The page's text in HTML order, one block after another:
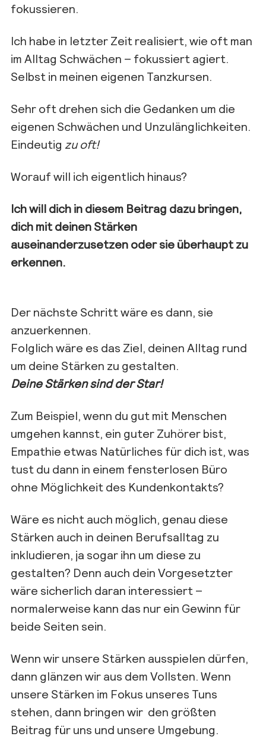
fokussieren.
Ich habe in letzter Zeit realisiert, wie oft man
im Alltag Schwächen – fokussiert agiert.
Selbst in meinen eigenen Tanzkursen.
Sehr oft drehen sich die Gedanken um die
eigenen Schwächen und Unzulänglichkeiten.
Eindeutig zu oft!
Worauf will ich eigentlich hinaus?
Ich will dich in diesem Beitrag dazu bringen,
dich mit deinen Stärken
auseinanderzusetzen oder sie überhaupt zu
erkennen.
Der nächste Schritt wäre es dann, sie
anzuerkennen.
Folglich wäre es das Ziel, deinen Alltag rund
um deine Stärken zu gestalten.
Deine Stärken sind der Star!
Zum Beispiel, wenn du gut mit Menschen
umgehen kannst, ein guter Zuhörer bist,
Empathie etwas Natürliches für dich ist, was
tust du dann in einem fensterlosen Büro
ohne Möglichkeit des Kundenkontakts?
Wäre es nicht auch möglich, genau diese
Stärken auch in deinen Berufsalltag zu
inkludieren, ja sogar ihn um diese zu
gestalten? Denn auch dein Vorgesetzter
wäre sicherlich daran interessiert –
normalerweise kann das nur ein Gewinn für
beide Seiten sein.
Wenn wir unsere Stärken ausspielen dürfen,
dann glänzen wir aus dem Vollsten. Wenn
unsere Stärken im Fokus unseres Tuns
stehen, dann bringen wir den größten
Beitrag für uns und unsere Umgebung.